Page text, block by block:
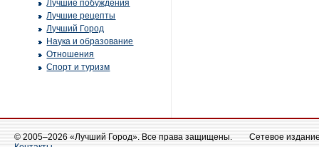
Лучшие побуждения
Лучшие рецепты
Лучший Город
Наука и образование
Отношения
Спорт и туризм
© 2005–2026 «Лучший Город». Все права защищены.
Сетевое